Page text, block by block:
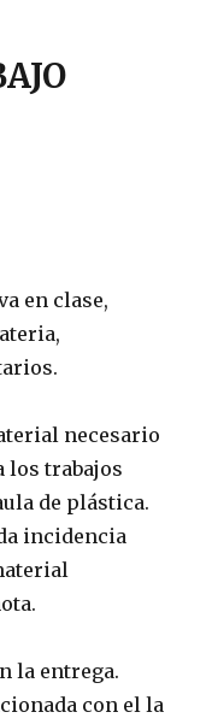
en clase,
necesario
los trabajos
de plástica.
incidencia
la entrega.
con el la